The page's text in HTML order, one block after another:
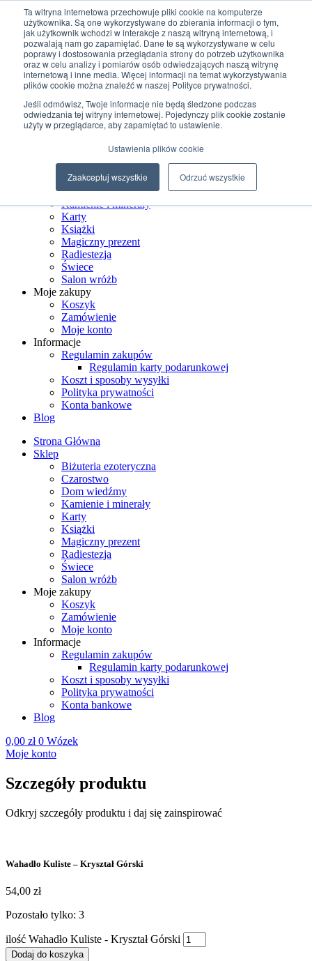
Ta witryna internetowa przechowuje pliki cookie na komputerze
użytkownika. Są one wykorzystywane do zbierania informacji o tym,
jak użytkownik wchodzi w interakcje z naszą witryną internetową, i
pozwalają nam go zapamiętać. Dane te są wykorzystywane w celu
poprawy i dostosowania przeglądania strony do potrzeb użytkownika
oraz w celu analizy i pomiarów osób odwiedzających naszą witrynę
internetową i inne media. Więcej informacji na temat wykorzystywania
plików cookie można znaleźć w naszej Polityce prywatności.
Jeśli odmówisz, Twoje informacje nie będą śledzone podczas
odwiedzania tej witryny internetowej. Pojedynczy plik cookie zostanie
użyty w przeglądarce, aby zapamiętać to ustawienie.
Ustawienia plików cookie
Zaakceptuj wszystkie Odrzuć wszystkie
Przejdź do treści
+48 507 498 341
sklep@ksiegarniamagiczna.pl
sklep internetowy 24h/7
Wyszukiwarka produktów
Biżuteria ezoteryczna
Czarostwo
Dom wiedźmy
Kamienie i minerały
Karty
Książki
Magiczny prezent
Radiestezja
Świece
Salon wróżb
Moje zakupy
Koszyk
Zamówienie
Moje konto
Informacje
Regulamin zakupów
Regulamin karty podarunkowej
Koszt i sposoby wysyłki
Polityka prywatności
Konta bankowe
Blog
Strona Główna
Sklep
Biżuteria ezoteryczna
Czarostwo
Dom wiedźmy
Kamienie i minerały
Karty
Książki
Magiczny prezent
Radiestezja
Świece
Salon wróżb
Moje zakupy
Koszyk
Zamówienie
Moje konto
Informacje
Regulamin zakupów
Regulamin karty podarunkowej
Koszt i sposoby wysyłki
Polityka prywatności
Konta bankowe
Blog
0,00 zł 0 Wózek
Moje konto
Szczegóły produktu
Odkryj szczegóły produktu i daj się zainspirować
Wahadło Kuliste – Kryształ Górski
54,00 zł
Pozostało tylko: 3
ilość Wahadło Kuliste - Kryształ Górski
Dodaj do koszyka